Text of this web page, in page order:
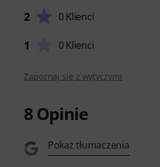
2 0 Klienci
1 0 Klienci
Zapoznaj się z wytyczymi
8Opinie
Pokaż tłumaczenia